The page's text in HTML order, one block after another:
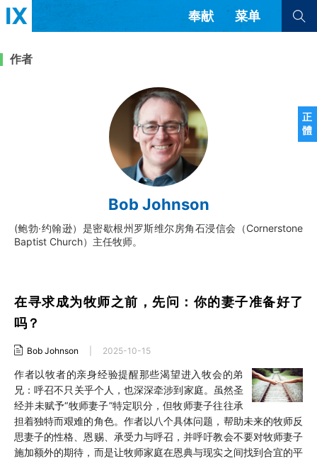
正
體
奉献 菜单
书评 访谈
解经式讲道与神学
福音传讲与宣教 成员制与教会纪律
查看全部
查看全部
隐私条款
正體中文
西班牙语
葡萄牙语
俄语
乌兹别克语
达里语
韩语
土耳其语
阿拉伯语
阿尔巴尼亚语
作者
Bob Johnson
(鲍勃·约翰逊）是密歇根州罗斯维尔房角石浸信会（Cornerstone
Baptist Church）主任牧师。
在寻求成为牧师之前，先问：你的妻子准备好了
吗？
Bob Johnson 2025-10-15
作者以牧者的亲身经验提醒那些渴望进入牧会的弟
兄：呼召不只关乎个人，也深深牵涉到家庭。虽然圣
经并未赋予“牧师妻子”特定职分，但牧师妻子往往承
担着独特而艰难的角色。作者以八个具体问题，帮助未来的牧师反
思妻子的性格、恩赐、承受力与呼召，并呼吁教会不要对牧师妻子
施加额外的期待，而是让牧师家庭在恩典与现实之间找到合宜的平